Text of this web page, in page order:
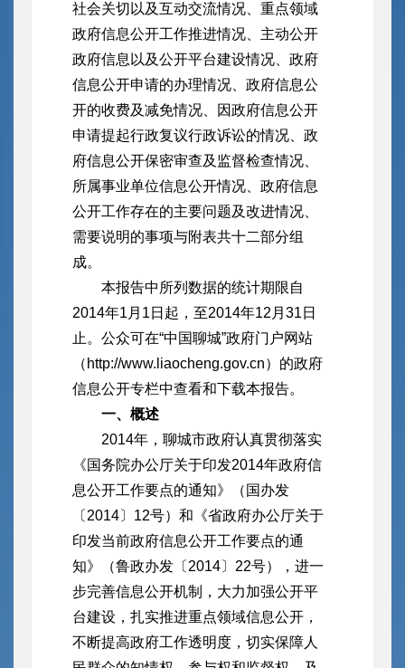
社会关切以及互动交流情况、重点领域
政府信息公开工作推进情况、主动公开
政府信息以及公开平台建设情况、政府
信息公开申请的办理情况、政府信息公
开的收费及减免情况、因政府信息公开
申请提起行政复议行政诉讼的情况、政
府信息公开保密审查及监督检查情况、
所属事业单位信息公开情况、政府信息
公开工作存在的主要问题及改进情况、
需要说明的事项与附表共十二部分组
成。
本报告中所列数据的统计期限自
2014年1月1日起，至2014年12月31日
止。公众可在“中国聊城”政府门户网站
（http://www.liaocheng.gov.cn）的政府
信息公开专栏中查看和下载本报告。
一、概述
2014年，聊城市政府认真贯彻落实
《国务院办公厅关于印发2014年政府信
息公开工作要点的通知》（国办发
〔2014〕12号）和《省政府办公厅关于
印发当前政府信息公开工作要点的通
知》（鲁政办发〔2014〕22号），进一
步完善信息公开机制，大力加强公开平
台建设，扎实推进重点领域信息公开，
不断提高政府工作透明度，切实保障人